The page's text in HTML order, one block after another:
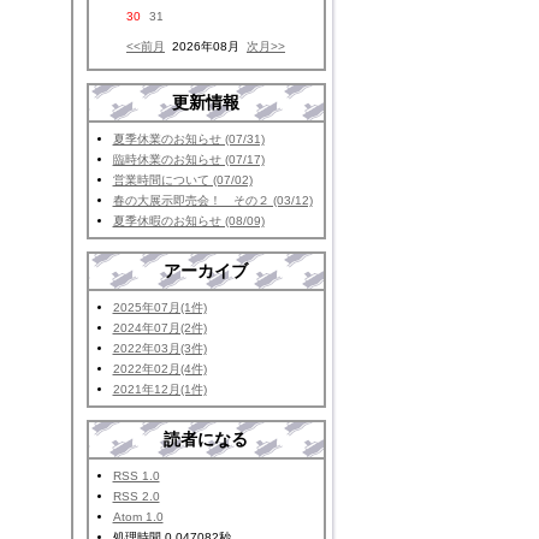
30 31
<<前月 2026年08月 次月>>
更新情報
夏季休業のお知らせ (07/31)
臨時休業のお知らせ (07/17)
営業時間について (07/02)
春の大展示即売会！ その２ (03/12)
夏季休暇のお知らせ (08/09)
アーカイブ
2025年07月(1件)
2024年07月(2件)
2022年03月(3件)
2022年02月(4件)
2021年12月(1件)
読者になる
RSS 1.0
RSS 2.0
Atom 1.0